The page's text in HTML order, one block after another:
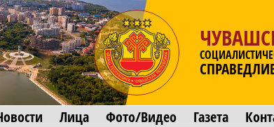
Лица Фото/Видео Газета